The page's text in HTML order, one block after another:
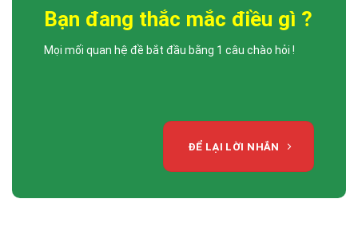
Bạn đang thắc mắc điều gì ?
Mọi mối quan hệ đề bắt đầu bằng 1 câu chào hỏi !
ĐỂ LẠI LỜI NHẮN